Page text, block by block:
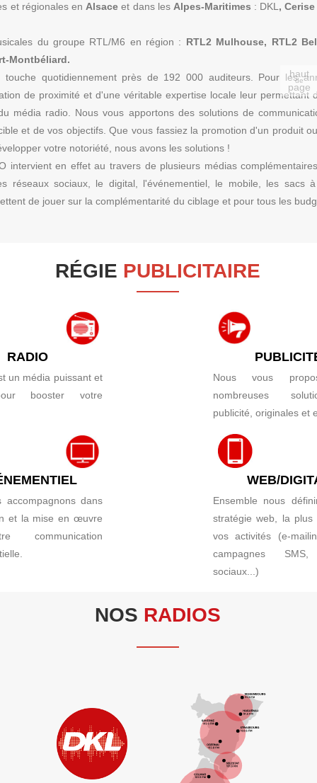
et régionales en Alsace et dans les Alpes-Maritimes : DKL ,
du groupe RTL/M6 en région : RTL2 Mulhouse, RTL2
Montbéliard.
touche quotidiennement près de 192 000 auditeurs. Pour les
de proximité et d'une véritable expertise locale leur permettant
média radio. Nous vous apportons des solutions de
et de vos objectifs. Que vous fassiez la promotion d'un produit
votre notoriété, nous avons les solutions !
intervient en effet au travers de plusieurs médias
réseaux sociaux, le digital, l'événementiel, le mobile, les sacs
de jouer sur la complémentarité du ciblage et pour tous les
haut
de
page
RÉGIE PUBLICITAIRE
RADIO
un média puissant et
booster votre
Nous vous
nombreuses
publicité, originales et
accompagnons dans
et la mise en œuvre
communication
WEB/
Ensemble nous
stratégie web, la plus
vos activités (e-
campagnes
sociaux...)
NOS RADIOS